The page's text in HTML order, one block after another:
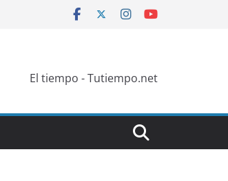
El tiempo - Tutiempo.net